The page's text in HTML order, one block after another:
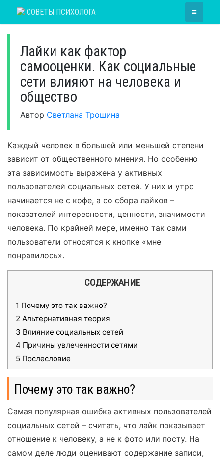
СОВЕТЫ ПСИХОЛОГА ≡
Лайки как фактор
самооценки. Как социальные
сети влияют на человека и
общество
Автор Светлана Трошина
Каждый человек в большей или меньшей степени
зависит от общественного мнения. Но особенно
эта зависимость выражена у активных
пользователей социальных сетей. У них и утро
начинается не с кофе, а со сбора лайков –
показателей интересности, ценности, значимости
человека. По крайней мере, именно так сами
пользователи относятся к кнопке «мне
понравилось».
СОДЕРЖАНИЕ
1 Почему это так важно?
2 Альтернативная теория
3 Влияние социальных сетей
4 Причины увлеченности сетями
5 Послесловие
Почему это так важно?
Самая популярная ошибка активных пользователей
социальных сетей – считать, что лайк показывает
отношение к человеку, а не к фото или посту. На
самом деле люди оценивают содержание записи,